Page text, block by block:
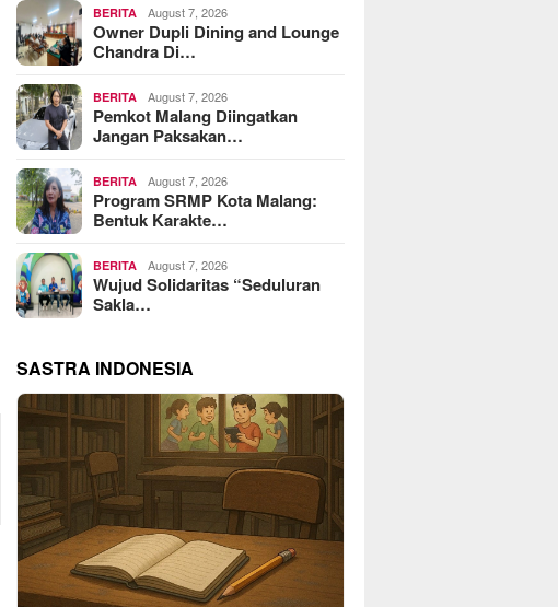
BERITA August 7, 2026
Owner Dupli Dining and Lounge
Chandra Di…
BERITA August 7, 2026
Pemkot Malang Diingatkan
Jangan Paksakan…
BERITA August 7, 2026
Program SRMP Kota Malang:
Bentuk Karakte…
BERITA August 7, 2026
Wujud Solidaritas “Seduluran
Sakla…
SASTRA INDONESIA